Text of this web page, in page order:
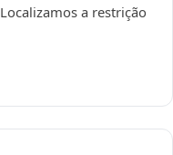
a restrição